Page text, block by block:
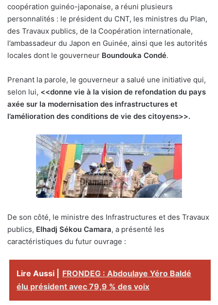
coopération guinéo-japonaise, a réuni plusieurs
personnalités : le président du CNT, les ministres du Plan,
des Travaux publics, de la Coopération internationale,
l’ambassadeur du Japon en Guinée, ainsi que les autorités
locales dont le gouverneur Boundouka Condé.
Prenant la parole, le gouverneur a salué une initiative qui,
selon lui, <<donne vie à la vision de refondation du pays
axée sur la modernisation des infrastructures et
l’amélioration des conditions de vie des citoyens>>.
De son côté, le ministre des Infrastructures et des Travaux
publics, Elhadj Sékou Camara, a présenté les
caractéristiques du futur ouvrage :
Lire Aussi |
FRONDEG : Abdoulaye Yéro Baldé
élu président avec 79,9 % des voix